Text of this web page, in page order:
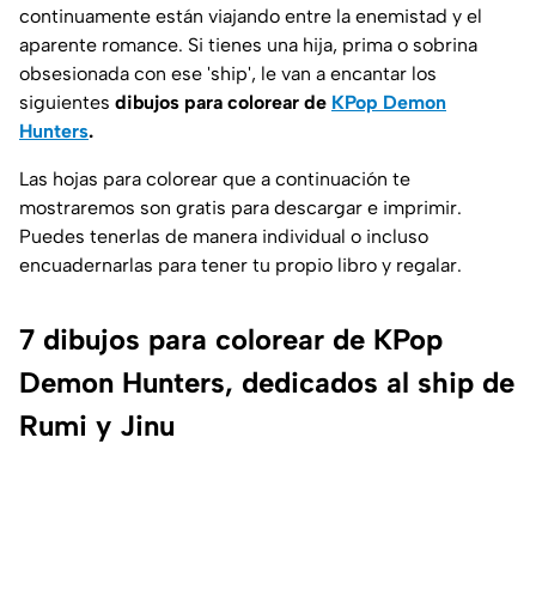
continuamente están viajando entre la enemistad y el
aparente romance. Si tienes una hija, prima o sobrina
obsesionada con ese 'ship', le van a encantar los
siguientes dibujos para colorear de KPop Demon
Hunters.
Las hojas para colorear que a continuación te
mostraremos son gratis para descargar e imprimir.
Puedes tenerlas de manera individual o incluso
encuadernarlas para tener tu propio libro y regalar.
7 dibujos para colorear de KPop
Demon Hunters, dedicados al ship de
Rumi y Jinu